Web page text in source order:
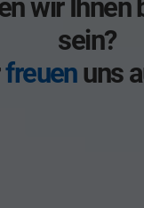
wir Ihnen
sein?
freuenuns